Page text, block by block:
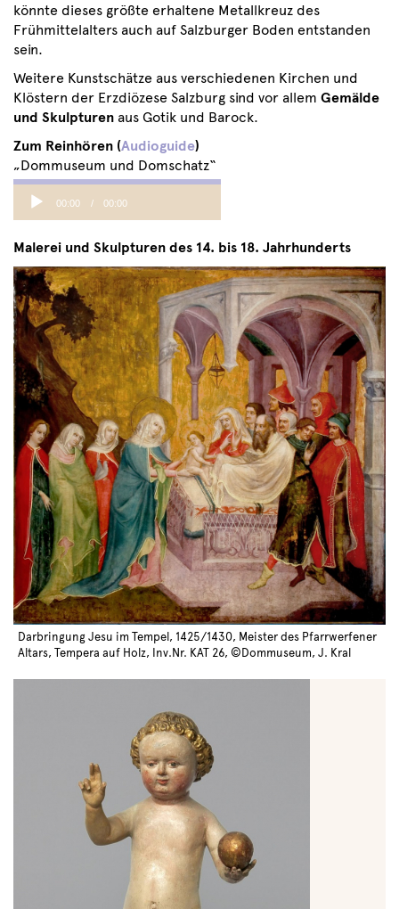
könnte dieses größte erhaltene Metallkreuz des
Frühmittelalters auch auf Salzburger Boden entstanden
sein.
Weitere Kunstschätze aus verschiedenen Kirchen und
Klöstern der Erzdiözese Salzburg sind vor allem Gemälde
und Skulpturen aus Gotik und Barock.
Zum Reinhören (Audioguide)
„Dommuseum und Domschatz“
Audio
Player
00:00 00:00
Malerei und Skulpturen des 14. bis 18. Jahrhunderts
Darbringung Jesu im Tempel, 1425/1430, Meister des Pfarrwerfener
Altars, Tempera auf Holz, Inv.Nr. KAT 26, ©Dommuseum, J. Kral